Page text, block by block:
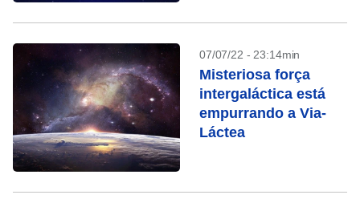
07/07/22 - 23:14min
Misteriosa força
intergaláctica está
empurrando a Via-
Láctea